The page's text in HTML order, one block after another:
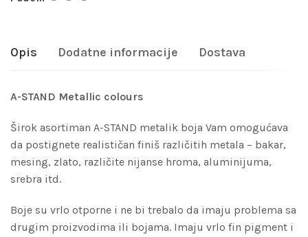
Opis Dodatne informacije Dostava
A-STAND Metallic colours
Širok asortiman A-STAND metalik boja Vam omogućava
da postignete realističan finiš različitih metala – bakar,
mesing, zlato, različite nijanse hroma, aluminijuma,
srebra itd.
Boje su vrlo otporne i ne bi trebalo da imaju problema sa
drugim proizvodima ili bojama. Imaju vrlo fin pigment i